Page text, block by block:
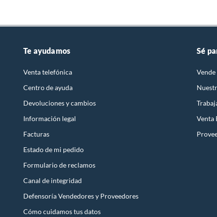
¡Domina el juego con estilo con el Teclado Mecánico
lleva tu experiencia de juego al siguiente nivel.
Autonomía No
Te ayudamos
Venta telefónica
Centro de ayuda
Devoluciones y cambios
Información legal
Facturas
Estado de mi pedido
Formulario de reclamos
Canal de integridad
Defensoría Vendedores y Proveedores
Cómo cuidamos tus datos
Sé
Venta